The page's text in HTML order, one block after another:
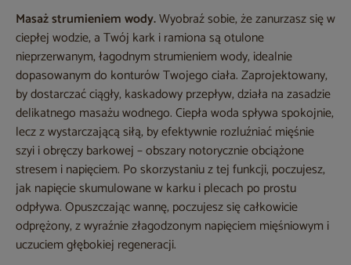
Masaż strumieniem wody.Wyobraź sobie, że zanurzasz się w
ciepłej wodzie, a Twój kark i ramiona są otulone
nieprzerwanym, łagodnym strumieniem wody, idealnie
dopasowanym do konturów Twojego ciała. Zaprojektowany,
by dostarczać ciągły, kaskadowy przepływ, działa na zasadzie
delikatnego masażu wodnego. Ciepła woda spływa spokojnie,
lecz z wystarczającą siłą, by efektywnie rozluźniać mięśnie
szyi i obręczy barkowej – obszary notorycznie obciążone
stresem i napięciem. Po skorzystaniu z tej funkcji, poczujesz,
jak napięcie skumulowane w karku i plecach po prostu
odpływa. Opuszczając wannę, poczujesz się całkowicie
odprężony, z wyraźnie złagodzonym napięciem mięśniowym i
uczuciem głębokiej regeneracji.